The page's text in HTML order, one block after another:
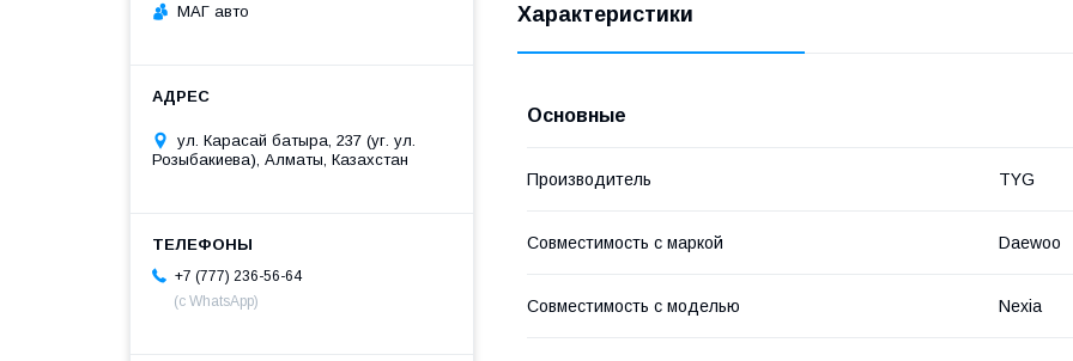
Характеристики
Основные
Производитель TYG
Совместимость с маркой Daewoo
Совместимость с моделью Nexia
МАГ авто
ул. Карасай батыра, 237 (уг. ул.
Розыбакиева), Алматы, Казахстан
+7 (777) 236-56-64
(с WhatsApp)